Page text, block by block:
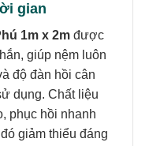
gian
1m x 2m được
giúp nệm luôn
độ đàn hồi cân
dụng. Chất liệu
phục hồi nhanh
giảm thiểu đáng